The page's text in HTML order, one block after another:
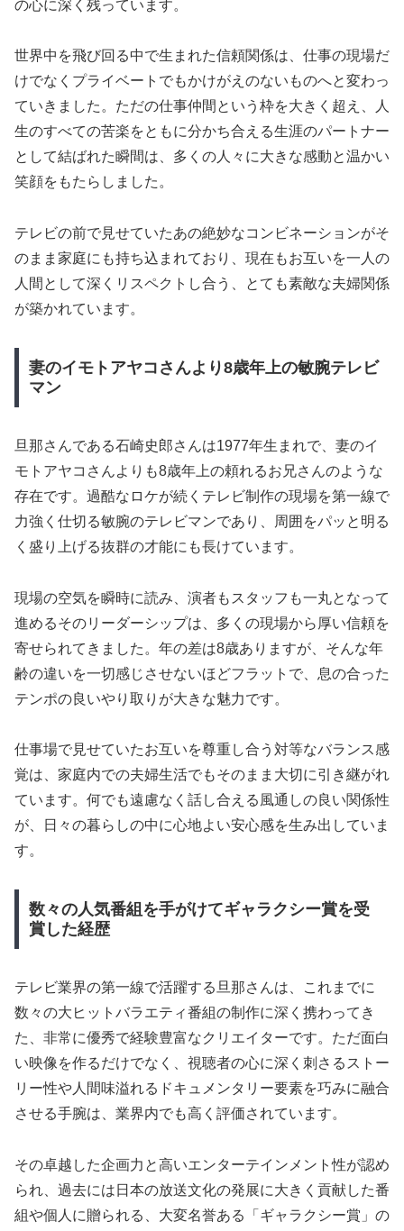
の心に深く残っています。
世界中を飛び回る中で生まれた信頼関係は、仕事の現場だ
けでなくプライベートでもかけがえのないものへと変わっ
ていきました。ただの仕事仲間という枠を大きく超え、人
生のすべての苦楽をともに分かち合える生涯のパートナー
として結ばれた瞬間は、多くの人々に大きな感動と温かい
笑顔をもたらしました。
テレビの前で見せていたあの絶妙なコンビネーションがそ
のまま家庭にも持ち込まれており、現在もお互いを一人の
人間として深くリスペクトし合う、とても素敵な夫婦関係
が築かれています。
妻のイモトアヤコさんより8歳年上の敏腕テレビ
マン
旦那さんである石崎史郎さんは1977年生まれで、妻のイ
モトアヤコさんよりも8歳年上の頼れるお兄さんのような
存在です。過酷なロケが続くテレビ制作の現場を第一線で
力強く仕切る敏腕のテレビマンであり、周囲をパッと明る
く盛り上げる抜群の才能にも長けています。
現場の空気を瞬時に読み、演者もスタッフも一丸となって
進めるそのリーダーシップは、多くの現場から厚い信頼を
寄せられてきました。年の差は8歳ありますが、そんな年
齢の違いを一切感じさせないほどフラットで、息の合った
テンポの良いやり取りが大きな魅力です。
仕事場で見せていたお互いを尊重し合う対等なバランス感
覚は、家庭内での夫婦生活でもそのまま大切に引き継がれ
ています。何でも遠慮なく話し合える風通しの良い関係性
が、日々の暮らしの中に心地よい安心感を生み出していま
す。
数々の人気番組を手がけてギャラクシー賞を受
賞した経歴
テレビ業界の第一線で活躍する旦那さんは、これまでに
数々の大ヒットバラエティ番組の制作に深く携わってき
た、非常に優秀で経験豊富なクリエイターです。ただ面白
い映像を作るだけでなく、視聴者の心に深く刺さるストー
リー性や人間味溢れるドキュメンタリー要素を巧みに融合
させる手腕は、業界内でも高く評価されています。
その卓越した企画力と高いエンターテインメント性が認め
られ、過去には日本の放送文化の発展に大きく貢献した番
組や個人に贈られる、大変名誉ある「ギャラクシー賞」の